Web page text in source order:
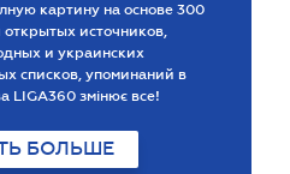
картину на основе 300
открытых источников,
и украинских
списков, упоминаний в
LIGA360 змінює все!
БОЛЬШЕ